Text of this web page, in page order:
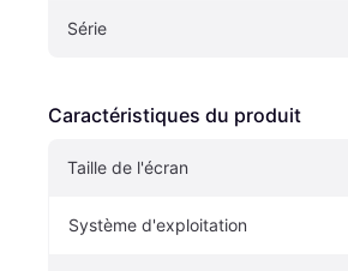
Série
Caractéristiques du produit
Taille de l'écran
Système d'exploitation